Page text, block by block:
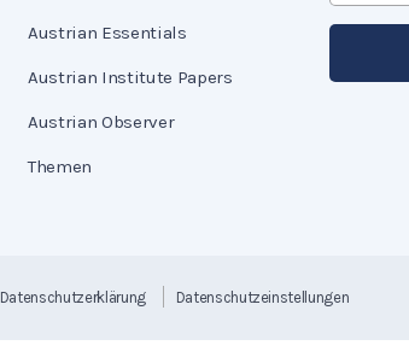
Austrian Essentials
Austrian Institute Papers
Austrian Observer
Themen
Datenschutzerklärung Datenschutzeinstellungen